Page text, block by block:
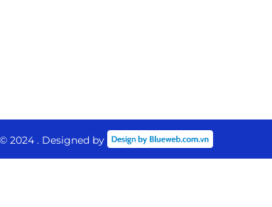
2024 . Designed by